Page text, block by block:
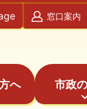
窓口案内
へ 市政